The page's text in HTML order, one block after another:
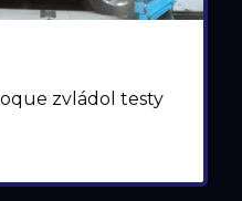
zvládol testy